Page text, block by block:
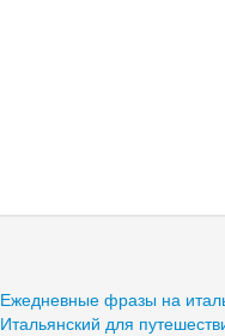
Ежедневные фразы на
Итальянский для